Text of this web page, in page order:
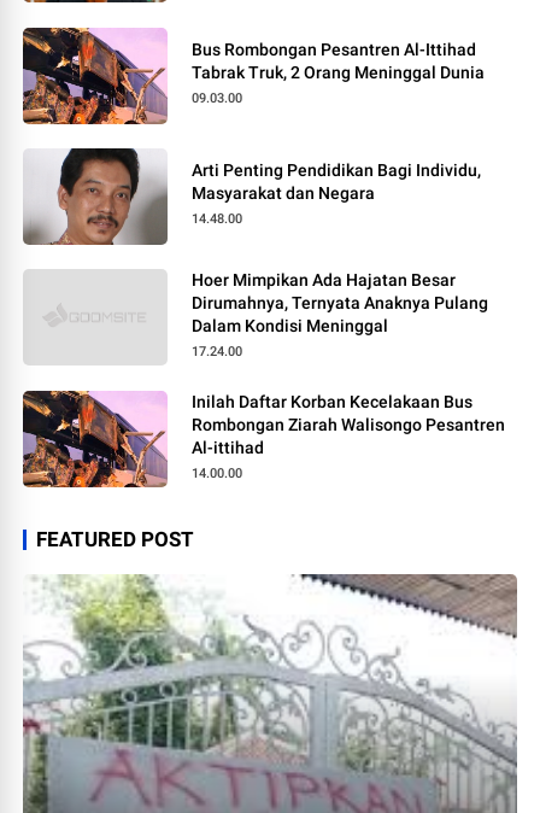
Bus Rombongan Pesantren Al-Ittihad
Tabrak Truk, 2 Orang Meninggal Dunia
09.03.00
Arti Penting Pendidikan Bagi Individu,
Masyarakat dan Negara
14.48.00
Hoer Mimpikan Ada Hajatan Besar
Dirumahnya, Ternyata Anaknya Pulang
Dalam Kondisi Meninggal
17.24.00
Inilah Daftar Korban Kecelakaan Bus
Rombongan Ziarah Walisongo Pesantren
Al-ittihad
14.00.00
FEATURED POST